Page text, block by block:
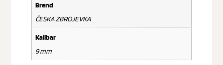
Brend
ČESKA ZBROJEVKA
Kalibar
9 mm